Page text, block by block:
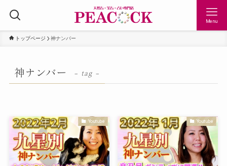
Menu
トップページ 神ナンバー
神ナンバー – tag –
Youtube Youtube